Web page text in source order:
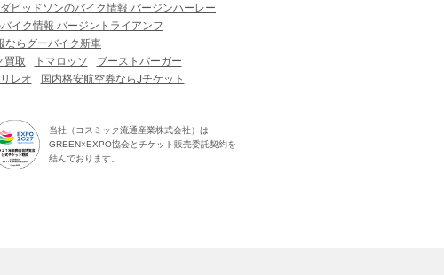
ビッドソンのバイク情報 バージンハーレー
イク情報 バージントライアンフ
ならグーバイク新車
買取 トマロッソ
ブーストバーガー
レオ
国内格安航空券ならJチケット
当社（コスミック流通産業株式会社）は
GREEN×EXPO協会とチケット販売委託契約を
結んでおります。